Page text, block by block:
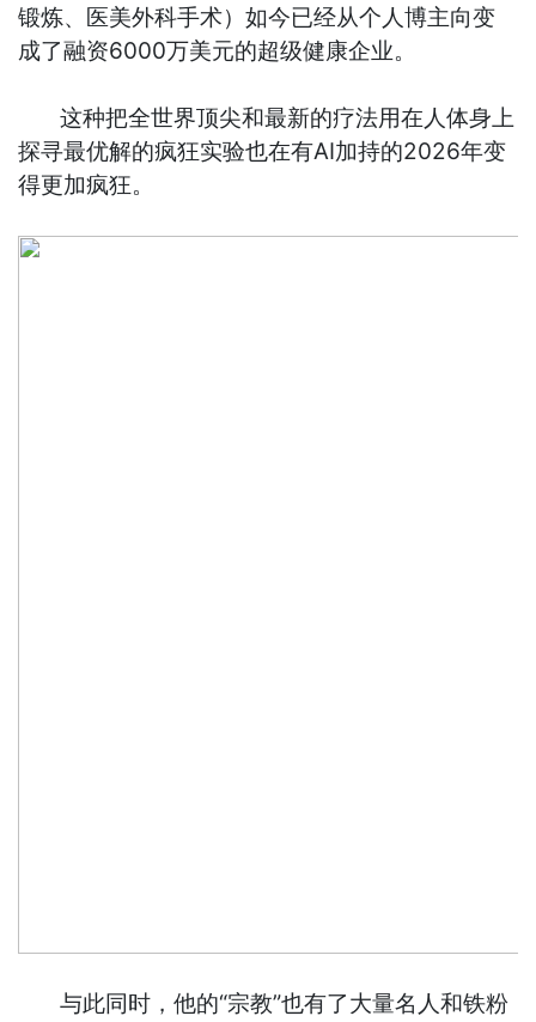
锻炼、医美外科手术）如今已经从个人博主向变
成了融资6000万美元的超级健康企业。
这种把全世界顶尖和最新的疗法用在人体身上
探寻最优解的疯狂实验也在有AI加持的2026年变
得更加疯狂。
与此同时，他的“宗教”也有了大量名人和铁粉